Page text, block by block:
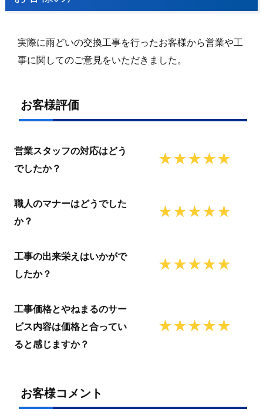
実際に雨どいの交換工事を行ったお客様から営業や工
事に関してのご意見をいただきました。
お客様評価
営業スタッフの対応はどう
でしたか？
職人のマナーはどうでした
か？
工事の出来栄えはいかがで
したか？
工事価格とやねまるのサー
ビス内容は価格と合ってい
ると感じますか？
お客様コメント